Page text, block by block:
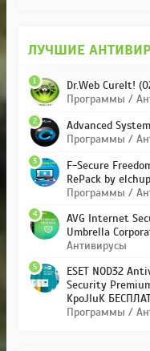
ЛУЧШИЕ
Dr.Web CureIt!
Программы /
1
Advanced
Программы /
2
F-Secure
RePack by
Программы /
3
AVG Internet
Umbrella
Антивирусы
4
ESET NOD32
Security
KpoJIuK
Программы /
5